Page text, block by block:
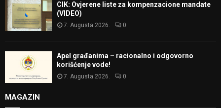
CIK: Ovjerene liste za kompenzacione mandate
(VIDEO)
7. Augusta 2026. 0
Apel građanima – racionalno i odgovorno
korišćenje vode!
7. Augusta 2026. 0
MAGAZIN